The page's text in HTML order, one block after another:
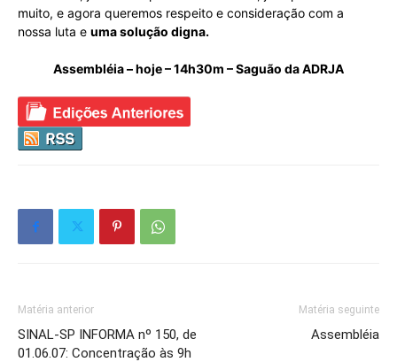
muito, e agora queremos respeito e consideração com a
nossa luta e uma solução digna.
Assembléia – hoje – 14h30m – Saguão da ADRJA
Matéria anterior
SINAL-SP INFORMA nº 150, de
01.06.07: Concentração às 9h
Matéria seguinte
Assembléia